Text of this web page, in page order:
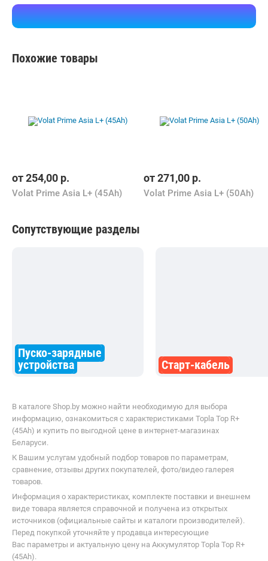
Похожие товары
от254,00 р.
Volat Prime Asia L+ (45Ah)
от271,00 р.
Volat Prime Asia L+ (50Ah)
Сопутствующие разделы
Пуско-зарядные
устройства
Старт-кабель
В каталоге Shop.by можно найти необходимую для выбора
информацию, ознакомиться с характеристиками Topla Top R+
(45Ah) и купить по выгодной цене в интернет-магазинах
Беларуси.
К Вашим услугам удобный подбор товаров по параметрам,
сравнение, отзывы других покупателей, фото/видео галерея
товаров.
Информация о характеристиках, комплекте поставки и внешнем
виде товара является справочной и получена из открытых
источников (официальные сайты и каталоги производителей).
Перед покупкой уточняйте у продавца интересующие
Вас параметры и актуальную цену на Аккумулятор Topla Top R+
(45Ah).